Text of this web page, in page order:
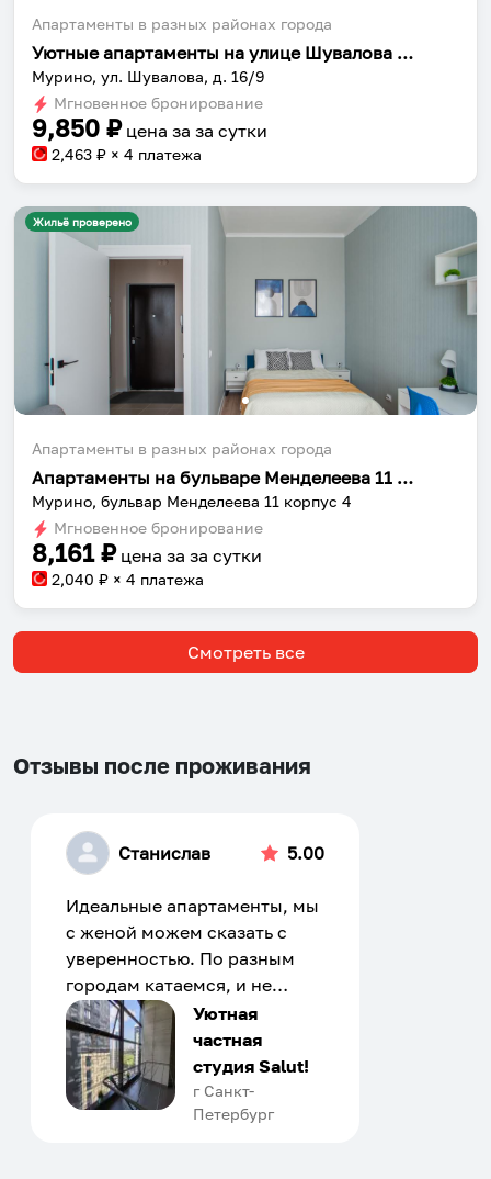
Апартаменты в разных районах города
Уютные апартаменты на улице Шувалова 16/9
Мурино, ул. Шувалова, д. 16/9
Мгновенное бронирование
9,850 ₽ цена за за сутки
2,463 ₽ × 4 платежа
Жильё проверено
Апартаменты в разных районах города
Апартаменты на бульваре Менделеева 11 корпус 4
Мурино, бульвар Менделеева 11 корпус 4
Мгновенное бронирование
8,161₽ цена за за сутки
2,040 ₽ × 4 платежа
Смотреть все
Отзывы после проживания
Станислав 5.00
Идеальные апартаменты, мы
с женой можем сказать с
уверенностью. По разным
городам катаемся, и не
только в России. Сервис на
отличном уровне. Хозяин
апартаментов доброй души
человек, всегда можно
договориться, подскажет
Уютная
частная
студия Salut!
г Санкт-
Петербург